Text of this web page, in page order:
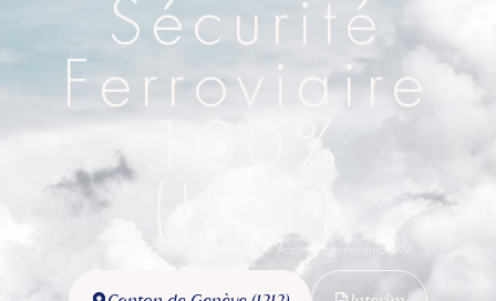
Sécurité
Ferroviaire
100%
(H/F)
Réf. : Accompagnateur(trice) RM